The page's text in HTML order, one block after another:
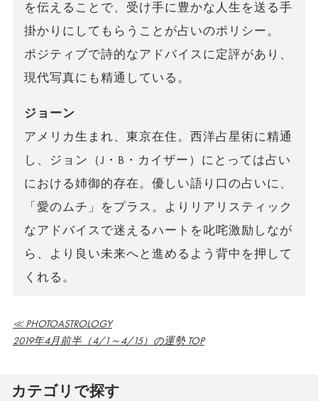
を伝えることで、受け手に豊かな人生を送る手
掛かりにしてもらうことが占いのポリシー。
ポジティブで詩的なアドバイスに定評があり、
現代写真にも精通している。
ジョーン
アメリカ生まれ、東京在住。西洋占星術に精通
し、ジョン（J・B・カイザー）にとっては占い
における姉御的存在。優しい語り口の占いに、
「愛のムチ」をプラス。よりリアリスティック
なアドバイスで迷えるハートを叱咤激励しなが
ら、より良い未来へと進めるよう背中を押して
くれる。
≪ PHOTOASTROLOGY
2019年4月前半（4/1～4/15）の運勢 TOP
カテゴリで探す